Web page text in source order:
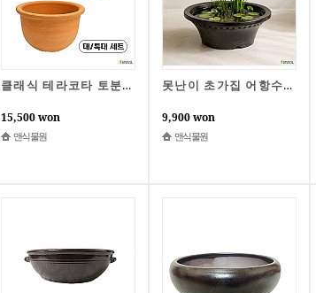
클래식 테라코타 토분 2종(대/특대)/자체제작/한정특가
15,500 won
앤식물원
못난이 초가집 어항수반 1호, 2호, B급 한정특가
9,900 won
앤식물원